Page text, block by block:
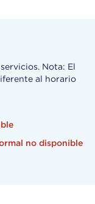
Nota: El
al horario
no disponible